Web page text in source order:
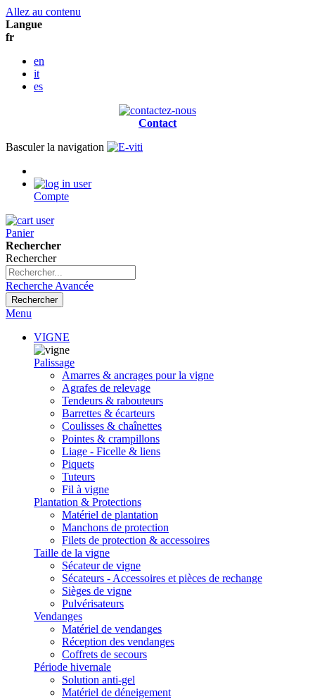
Allez au contenu
Langue
fr
en
it
es
Contact
Basculer la navigation
Compte
Panier
Rechercher
Rechercher
Recherche Avancée
Rechercher
Menu
VIGNE
Palissage
Amarres & ancrages pour la vigne
Agrafes de relevage
Tendeurs & rabouteurs
Barrettes & écarteurs
Coulisses & chaînettes
Pointes & crampillons
Liage - Ficelle & liens
Piquets
Tuteurs
Fil à vigne
Plantation & Protections
Matériel de plantation
Manchons de protection
Filets de protection & accessoires
Taille de la vigne
Sécateur de vigne
Sécateurs - Accessoires et pièces de rechange
Sièges de vigne
Pulvérisateurs
Vendanges
Matériel de vendanges
Réception des vendanges
Coffrets de secours
Période hivernale
Solution anti-gel
Matériel de déneigement